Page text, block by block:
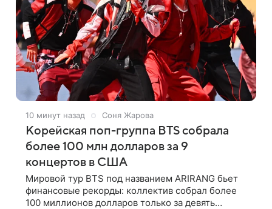
10 минут назад Соня Жарова
Корейская поп-группа BTS собрала
более 100 млн долларов за 9
концертов в США
Мировой тур BTS под названием ARIRANG бьет
финансовые рекорды: коллектив собрал более
100 миллионов долларов только за девять